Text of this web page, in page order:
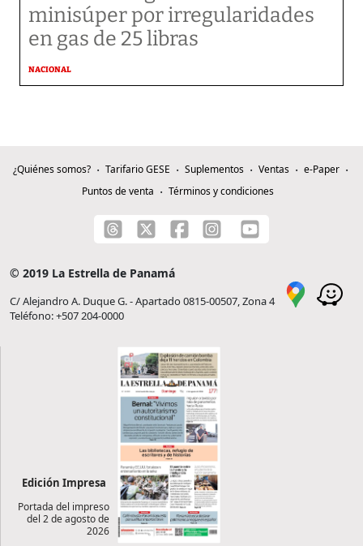
minisúper por irregularidades
en gas de 25 libras
NACIONAL
¿Quiénes somos? Tarifario GESE Suplementos Ventas
e-Paper
Puntos de venta
Términos y condiciones
© 2019 La Estrella de Panamá
C/ Alejandro A. Duque G. - Apartado 0815-00507, Zona 4
Teléfono: +507 204-0000
Edición Impresa
Portada del impreso
del 2 de agosto de
2026